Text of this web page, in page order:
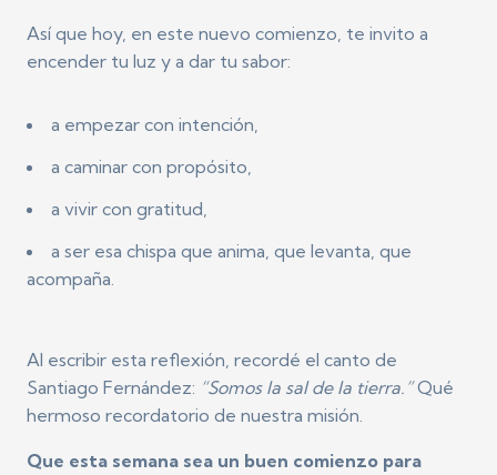
Así que hoy, en este nuevo comienzo, te invito a
encender tu luz y a dar tu sabor:
a empezar con intención,
a caminar con propósito,
a vivir con gratitud,
a ser esa chispa que anima, que levanta, que
acompaña.
Al escribir esta reflexión, recordé el canto de
Santiago Fernández: “Somos la sal de la tierra.”Qué
hermoso recordatorio de nuestra misión.
Que esta semana sea un buen comienzo para